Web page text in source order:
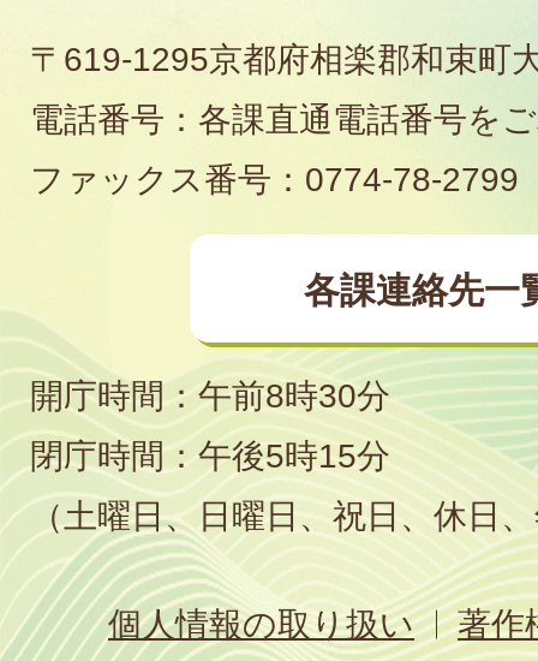
役
場
〒619-1295京都府相楽郡和束町
電話番号：各課直通電話番号を
ファックス番号：0774-78-2799
各課連絡先一
開庁時間：午前8時30分
閉庁時間：午後5時15分
（土曜日、日曜日、祝日、休日
個人情報の取り扱い
著作